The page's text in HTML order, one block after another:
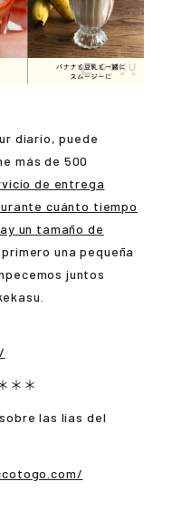
diario, puede
más de 500
de entrega
cuánto tiempo
un tamaño de
una pequeña
juntos
＊＊
las lías del